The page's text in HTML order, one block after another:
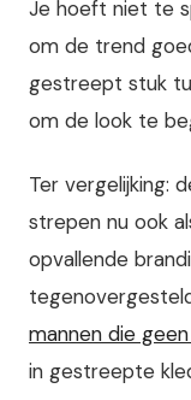
Je hoeft niet te
om de trend
gestreept stuk
om de look te
Ter vergelijking:
strepen nu ook
opvallende
mannen die
in gestreepte